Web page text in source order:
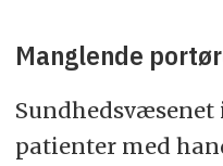
Manglende
Sundhedsvæsenet
patienter med